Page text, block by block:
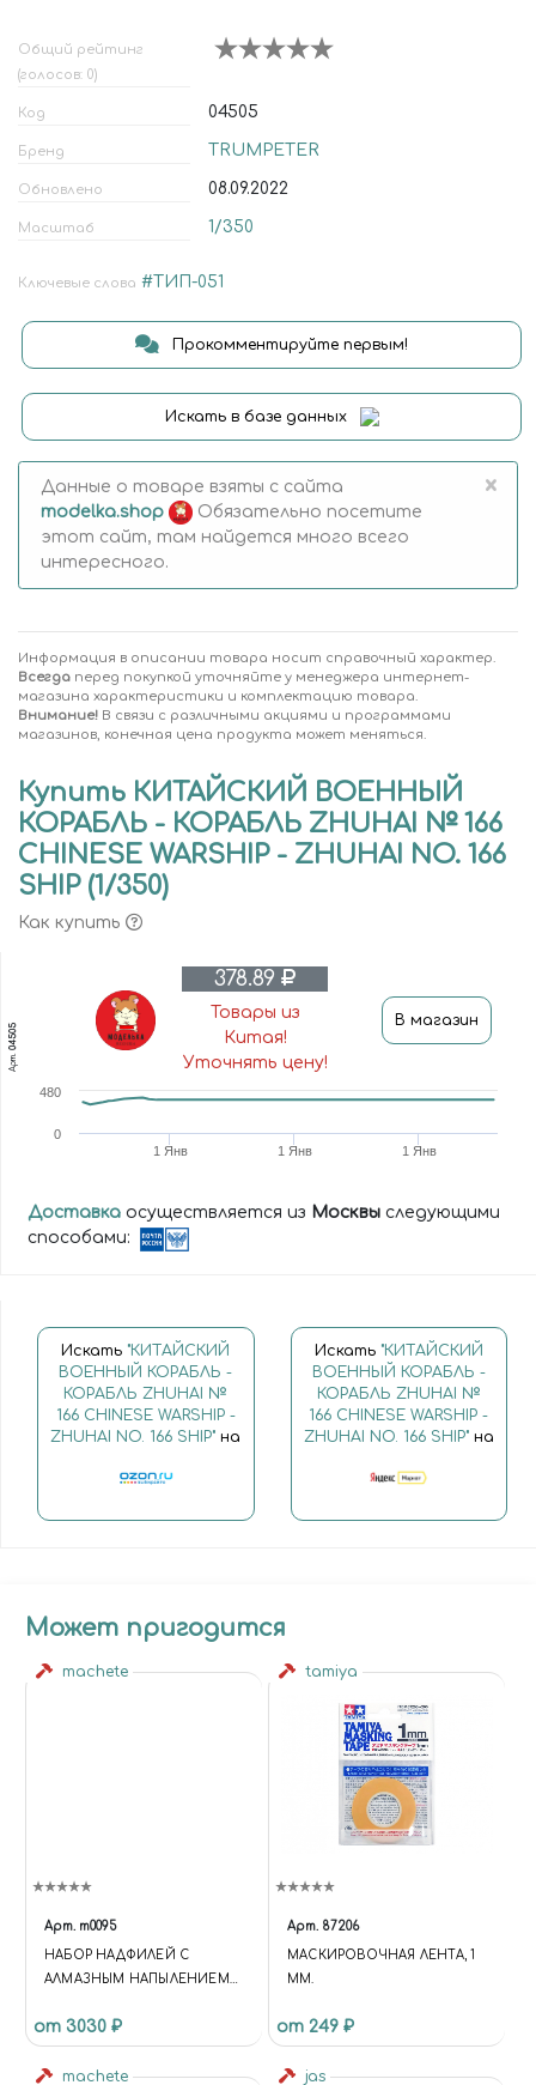
Общий рейтинг
(голосов: 0)
Код 04505
Бренд TRUMPETER
Обновлено 08.09.2022
Масштаб 1/350
Ключевые слова #ТИП-051
Прокомментируйте первым!
Искать в базе данных
Данные о товаре взяты с сайта
modelka.shop
Обязательно посетите
этот сайт, там найдется много всего
интересного.
×
Информация в описании товара носит справочный характер.
Всегда перед покупкой уточняйте у менеджера интернет-
магазина характеристики и комплектацию товара.
Внимание! В связи с различными акциями и программами
магазинов, конечная цена продукта может меняться.
Купить КИТАЙСКИЙ ВОЕННЫЙ
КОРАБЛЬ - КОРАБЛЬ ZHUHAI № 166
CHINESE WARSHIP - ZHUHAI NO. 166
SHIP (1/350)
Как купить
Арт.
04505
378.89
Товары из
Китая!
Уточнять цену!
В магазин
1 Янв 1 Янв 1 Янв
0
480
Доставка осуществляется из Москвы следующими
способами:
Искать "КИТАЙСКИЙ
ВОЕННЫЙ КОРАБЛЬ -
КОРАБЛЬ ZHUHAI №
166 CHINESE WARSHIP -
ZHUHAI NO. 166 SHIP" на
Искать "КИТАЙСКИЙ
ВОЕННЫЙ КОРАБЛЬ -
КОРАБЛЬ ZHUHAI №
166 CHINESE WARSHIP -
ZHUHAI NO. 166 SHIP"на
Может пригодится
machete
Арт. m0095
НАБОР НАДФИЛЕЙ С
АЛМАЗНЫМ НАПЫЛЕНИЕМ
от 3030 ₽
tamiya
Арт. 87206
МАСКИРОВОЧНАЯ ЛЕНТА, 1
ММ.
от 249 ₽
machete jas